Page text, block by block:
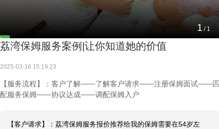
1 / 1
荔湾保姆服务案例|让你知道她的价值
2025-03-16 15:19:23
【服务流程】：客户了解——了解客户请求——注册保姆面试——
配服务保姆——协议达成——调配保姆入户
【客户请求】：荔湾保姆服务报价推荐给我的保姆需要在54岁左